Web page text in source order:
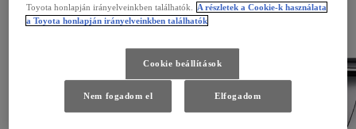
Versenyképes az áruk
Hároméves jótállás a futásteljesítménytől függetlenül
Nagy teljesítményű, gazdaságos sorozat kifejezetten a Toyota Stop & Start rendszerhez
Toyota honlapján irányelveinkben találhatók.
A részletek a Cookie-k használata
a Toyota honlapján irányelveinkben találhatók
Cookie beállítások
Nem fogadom el Elfogadom